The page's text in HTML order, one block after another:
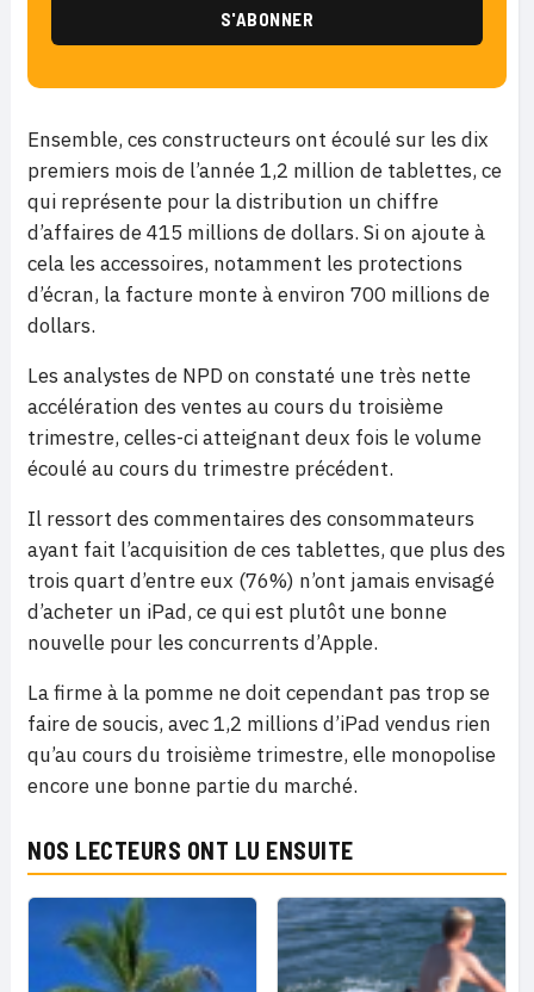
Ensemble, ces constructeurs ont écoulé sur les dix
premiers mois de l’année 1,2 million de tablettes, ce
qui représente pour la distribution un chiffre
d’affaires de 415 millions de dollars. Si on ajoute à
cela les accessoires, notamment les protections
d’écran, la facture monte à environ 700 millions de
dollars.
Les analystes de NPD on constaté une très nette
accélération des ventes au cours du troisième
trimestre, celles-ci atteignant deux fois le volume
écoulé au cours du trimestre précédent.
Il ressort des commentaires des consommateurs
ayant fait l’acquisition de ces tablettes, que plus des
trois quart d’entre eux (76%) n’ont jamais envisagé
d’acheter un iPad, ce qui est plutôt une bonne
nouvelle pour les concurrents d’Apple.
La firme à la pomme ne doit cependant pas trop se
faire de soucis, avec 1,2 millions d’iPad vendus rien
qu’au cours du troisième trimestre, elle monopolise
encore une bonne partie du marché.
NOS LECTEURS ONT LU ENSUITE